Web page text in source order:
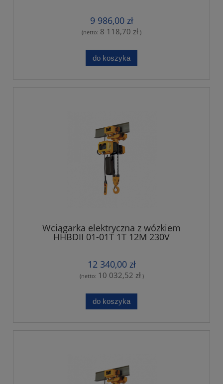
9 986,00 zł
(netto: 8 118,70 zł )
do koszyka
Wciągarka elektryczna z wózkiem
HHBDII 01-01T 1T 12M 230V
12 340,00 zł
(netto: 10 032,52 zł)
do koszyka